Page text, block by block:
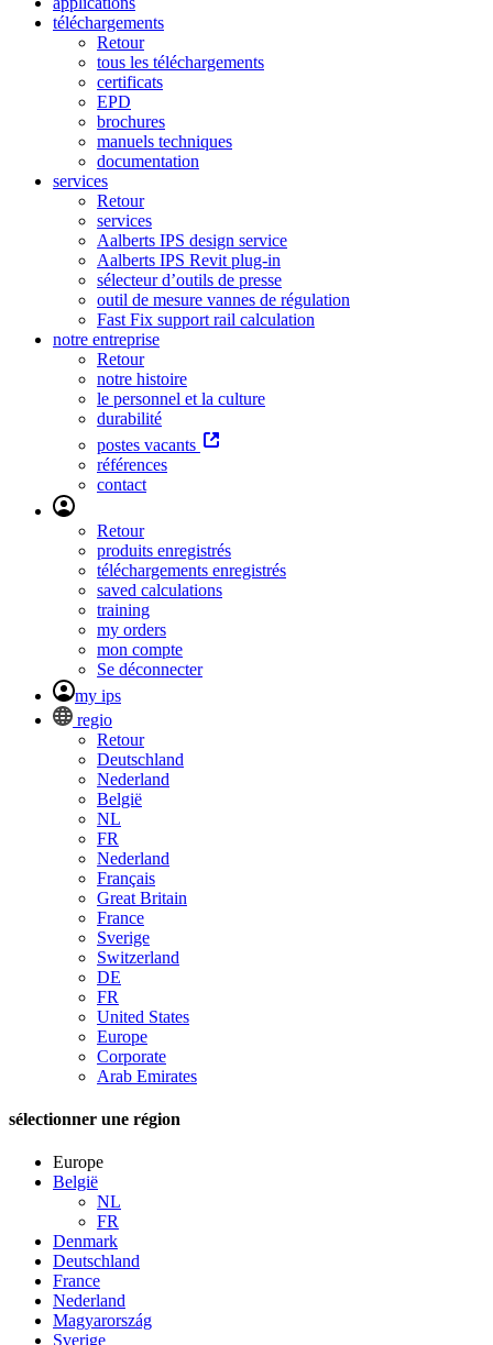
téléchargements
Retour
tous les téléchargements
certificats
EPD
brochures
manuels techniques
documentation
services
Retour
services
Aalberts IPS design service
Aalberts IPS Revit plug-in
sélecteur d’outils de presse
outil de mesure vannes de régulation
Fast Fix support rail calculation
notre entreprise
Retour
notre histoire
le personnel et la culture
durabilité
postes vacants
références
contact
Retour
produits enregistrés
téléchargements enregistrés
saved calculations
training
my orders
mon compte
Se déconnecter
my ips
regio
Retour
Deutschland
Nederland
België
NL
FR
Nederland
Français
Great Britain
France
Sverige
Switzerland
DE
FR
United States
Europe
Corporate
Arab Emirates
sélectionner une région
Europe
België
NL
FR
Denmark
Deutschland
France
Nederland
Magyarország
Sverige